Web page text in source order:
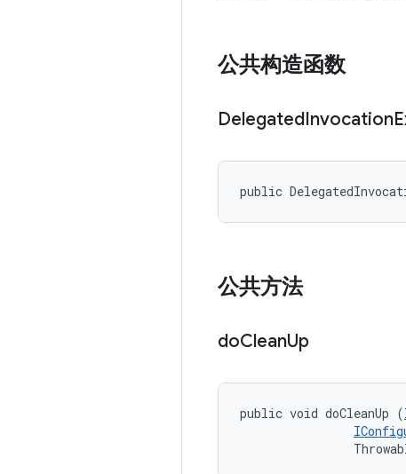
公共构造函数
DelegatedInvocation
public
公共方法
doCleanUp
public void doCleanUp (